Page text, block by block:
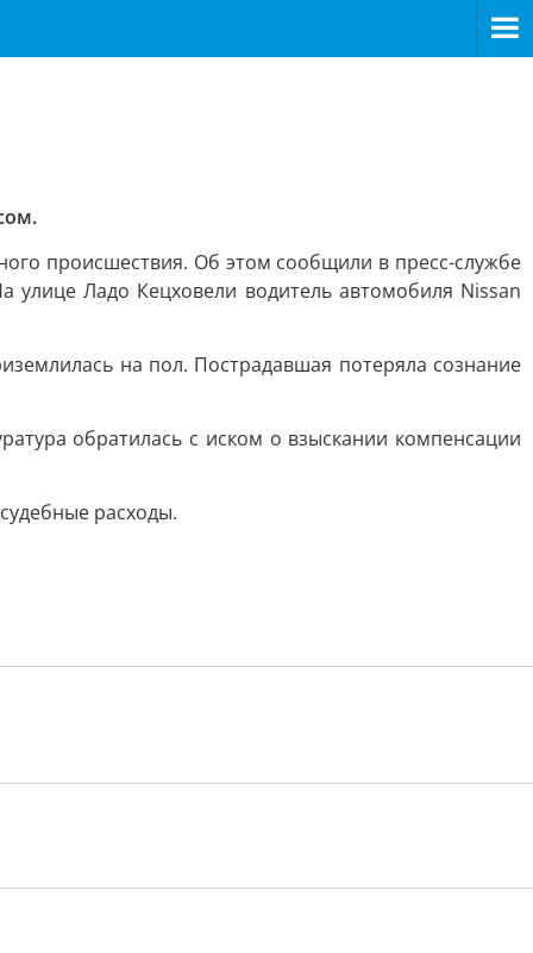
происшествия. Об этом сообщили в пресс-службе
улице Ладо Кецховели водитель автомобиля Nissan
на пол. Пострадавшая потеряла сознание
обратилась с иском о взыскании компенсации
расходы.